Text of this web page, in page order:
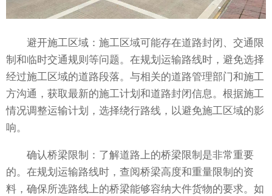
避开施工区域：施工区域可能存在道路封闭、交通限
制和临时交通规则等问题。在规划运输路线时，避免选择
经过施工区域的道路段落。与相关的道路管理部门和施工
方沟通，获取最新的施工计划和道路封闭信息。根据施工
情况调整运输计划，选择绕行路线，以避免施工区域的影
响。
确认桥梁限制：了解道路上的桥梁限制是非常重要
的。在规划运输路线时，查阅桥梁高度和重量限制的资
料，确保所选路线上的桥梁能够容纳大件货物的要求。如